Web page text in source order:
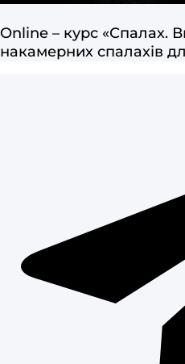
Online – курс «Спалах.
накамерних спалахів